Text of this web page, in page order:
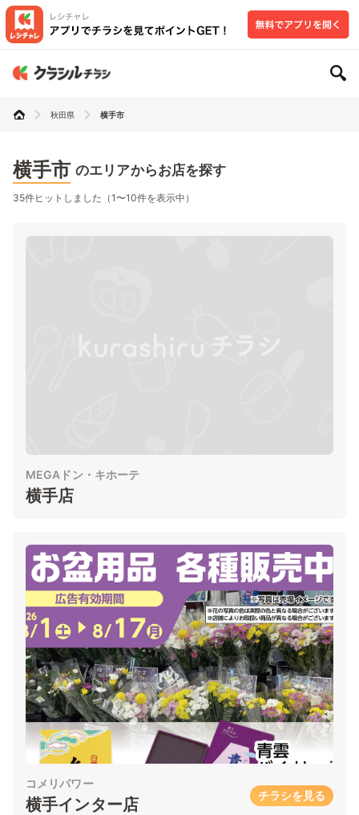
秋田県 横手市
横手市 のエリアからお店を探す
35件ヒットしました（1〜10件を表示中）
MEGAドン・キホーテ
横手店
コメリパワー
横手インター店 チラシを見る